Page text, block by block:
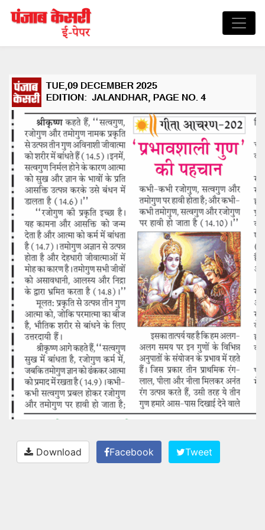
Download Facebook Tweet